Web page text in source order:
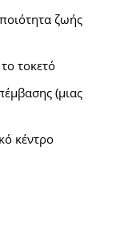
ζωής
τοκετό
(μιας
κέντρο